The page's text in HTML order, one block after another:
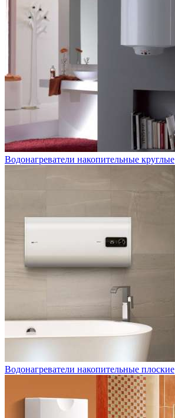
Водонагреватели накопительные круглые
Водонагреватели накопительные плоские